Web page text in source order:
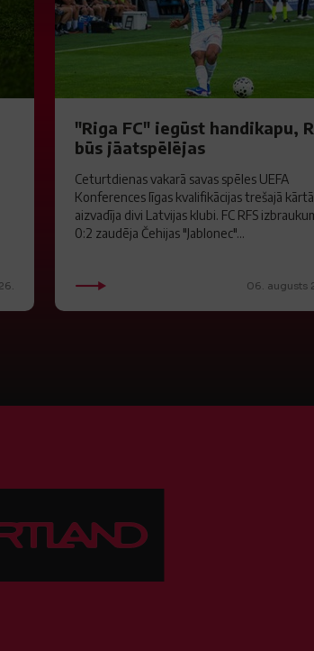
"Riga FC" iegūst handikapu,
būs jāatspēlējas
Ceturtdienas vakarā savas spēles UEFA
Konferences līgas kvalifikācijas trešajā kārtā
aizvadīja divi Latvijas klubi. FC RFS
0:2 zaudēja Čehijas "Jablonec"...
06. augusts